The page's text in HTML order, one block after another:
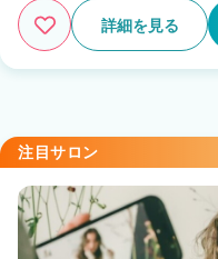
詳細を見る
注目サロン